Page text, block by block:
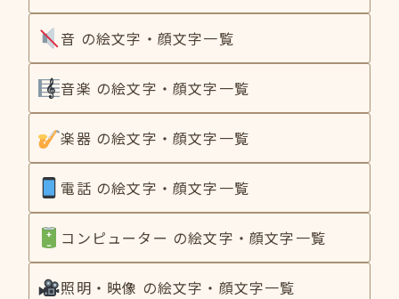
音 の絵文字・顔文字一覧
音楽 の絵文字・顔文字一覧
楽器 の絵文字・顔文字一覧
電話 の絵文字・顔文字一覧
コンピューター の絵文字・顔文字一覧
照明・映像 の絵文字・顔文字一覧